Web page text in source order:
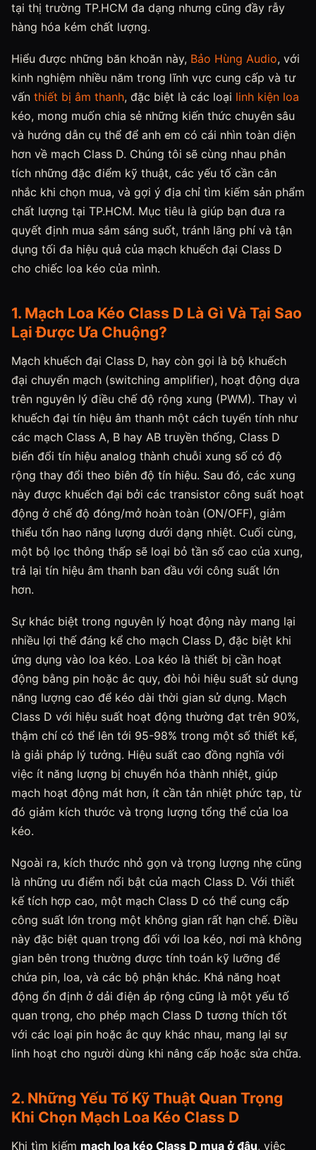
tại thị trường TP.HCM đa dạng nhưng cũng đầy rẫy
hàng hóa kém chất lượng.
Hiểu được những băn khoăn này, Bảo Hùng Audio, với
kinh nghiệm nhiều năm trong lĩnh vực cung cấp và tư
vấn thiết bị âm thanh, đặc biệt là các loại linh kiện loa
kéo, mong muốn chia sẻ những kiến thức chuyên sâu
và hướng dẫn cụ thể để anh em có cái nhìn toàn diện
hơn về mạch Class D. Chúng tôi sẽ cùng nhau phân
tích những đặc điểm kỹ thuật, các yếu tố cần cân
nhắc khi chọn mua, và gợi ý địa chỉ tìm kiếm sản phẩm
chất lượng tại TP.HCM. Mục tiêu là giúp bạn đưa ra
quyết định mua sắm sáng suốt, tránh lãng phí và tận
dụng tối đa hiệu quả của mạch khuếch đại Class D
cho chiếc loa kéo của mình.
1. Mạch Loa Kéo Class D Là Gì Và Tại Sao
Lại Được Ưa Chuộng?
Mạch khuếch đại Class D, hay còn gọi là bộ khuếch
đại chuyển mạch (switching amplifier), hoạt động dựa
trên nguyên lý điều chế độ rộng xung (PWM). Thay vì
khuếch đại tín hiệu âm thanh một cách tuyến tính như
các mạch Class A, B hay AB truyền thống, Class D
biến đổi tín hiệu analog thành chuỗi xung số có độ
rộng thay đổi theo biên độ tín hiệu. Sau đó, các xung
này được khuếch đại bởi các transistor công suất hoạt
động ở chế độ đóng/mở hoàn toàn (ON/OFF), giảm
thiểu tổn hao năng lượng dưới dạng nhiệt. Cuối cùng,
một bộ lọc thông thấp sẽ loại bỏ tần số cao của xung,
trả lại tín hiệu âm thanh ban đầu với công suất lớn
hơn.
Sự khác biệt trong nguyên lý hoạt động này mang lại
nhiều lợi thế đáng kể cho mạch Class D, đặc biệt khi
ứng dụng vào loa kéo. Loa kéo là thiết bị cần hoạt
động bằng pin hoặc ắc quy, đòi hỏi hiệu suất sử dụng
năng lượng cao để kéo dài thời gian sử dụng. Mạch
Class D với hiệu suất hoạt động thường đạt trên 90%,
thậm chí có thể lên tới 95-98% trong một số thiết kế,
là giải pháp lý tưởng. Hiệu suất cao đồng nghĩa với
việc ít năng lượng bị chuyển hóa thành nhiệt, giúp
mạch hoạt động mát hơn, ít cần tản nhiệt phức tạp, từ
đó giảm kích thước và trọng lượng tổng thể của loa
kéo.
Ngoài ra, kích thước nhỏ gọn và trọng lượng nhẹ cũng
là những ưu điểm nổi bật của mạch Class D. Với thiết
kế tích hợp cao, một mạch Class D có thể cung cấp
công suất lớn trong một không gian rất hạn chế. Điều
này đặc biệt quan trọng đối với loa kéo, nơi mà không
gian bên trong thường được tính toán kỹ lưỡng để
chứa pin, loa, và các bộ phận khác. Khả năng hoạt
động ổn định ở dải điện áp rộng cũng là một yếu tố
quan trọng, cho phép mạch Class D tương thích tốt
với các loại pin hoặc ắc quy khác nhau, mang lại sự
linh hoạt cho người dùng khi nâng cấp hoặc sửa chữa.
2. Những Yếu Tố Kỹ Thuật Quan Trọng
Khi Chọn Mạch Loa Kéo Class D
Khi tìm kiếm mạch loa kéo Class D mua ở đâu, việc